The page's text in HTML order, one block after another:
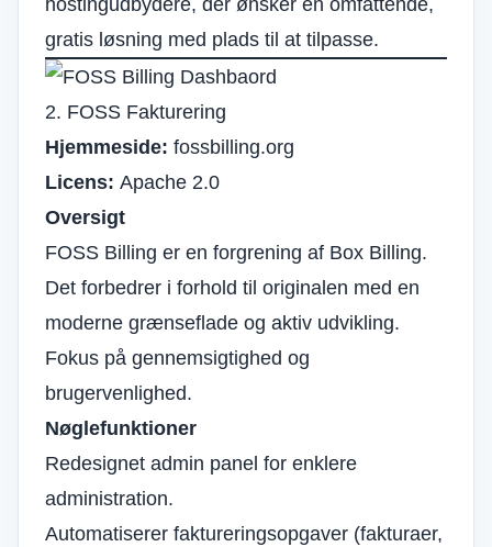
hostingudbydere, der ønsker en omfattende,
gratis løsning med plads til at tilpasse.
2. FOSS Fakturering
Hjemmeside: fossbilling.org
Licens: Apache 2.0
Oversigt
FOSS Billing er en forgrening af Box Billing.
Det forbedrer i forhold til originalen med en
moderne grænseflade og aktiv udvikling.
Fokus på gennemsigtighed og
brugervenlighed.
Nøglefunktioner
Redesignet admin panel for enklere
administration.
Automatiserer faktureringsopgaver (fakturaer,